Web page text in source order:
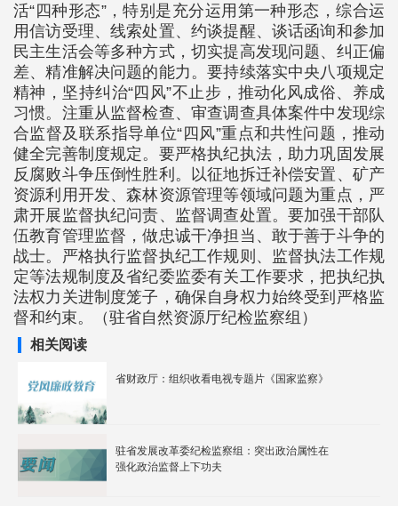
活“四种形态”，特别是充分运用第一种形态，综合运
用信访受理、线索处置、约谈提醒、谈话函询和参加
民主生活会等多种方式，切实提高发现问题、纠正偏
差、精准解决问题的能力。要持续落实中央八项规定
精神，坚持纠治“四风”不止步，推动化风成俗、养成
习惯。注重从监督检查、审查调查具体案件中发现综
合监督及联系指导单位“四风”重点和共性问题，推动
健全完善制度规定。要严格执纪执法，助力巩固发展
反腐败斗争压倒性胜利。以征地拆迁补偿安置、矿产
资源利用开发、森林资源管理等领域问题为重点，严
肃开展监督执纪问责、监督调查处置。要加强干部队
伍教育管理监督，做忠诚干净担当、敢于善于斗争的
战士。严格执行监督执纪工作规则、监督执法工作规
定等法规制度及省纪委监委有关工作要求，把执纪执
法权力关进制度笼子，确保自身权力始终受到严格监
督和约束。（驻省自然资源厅纪检监察组）
相关阅读
省财政厅：组织收看电视专题片《国家监察》
驻省发展改革委纪检监察组：突出政治属性在
强化政治监督上下功夫